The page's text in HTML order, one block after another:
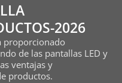
2026
proporcionado
de las pantallas LED y
ventajas y
productos.